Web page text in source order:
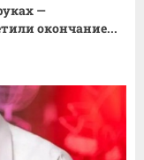
—
окончание...